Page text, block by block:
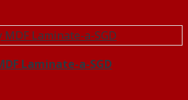
Laminate-a-SGD